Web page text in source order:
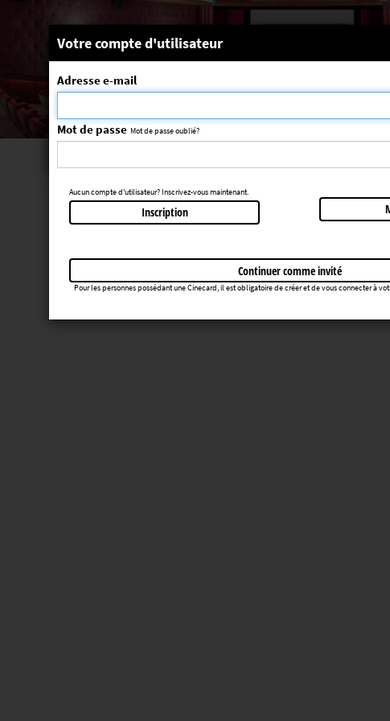
Message système
La séance choisie n'a pas été trouvée
Votre compte d'utilisateur
Adresse e-mail
Mot de passe Mot de passe oublié?
Aucun compte d'utilisateur? Inscrivez-vous maintenant.
Inscription
Continuer comme invité
Pour les personnes possédant une Cinecard, il est obligatoire de créer et de vous connecter à